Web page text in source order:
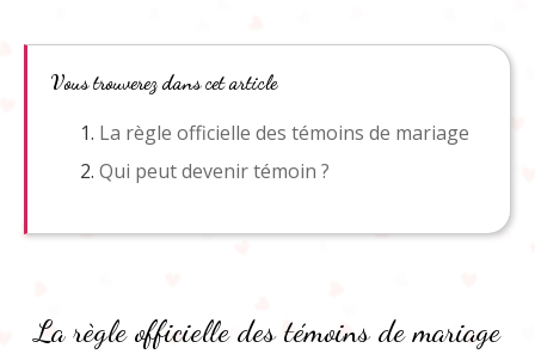
Vous trouverez dans cet article
La règle officielle des témoins de mariage
Qui peut devenir témoin ?
La règle officielle des témoins de mariage